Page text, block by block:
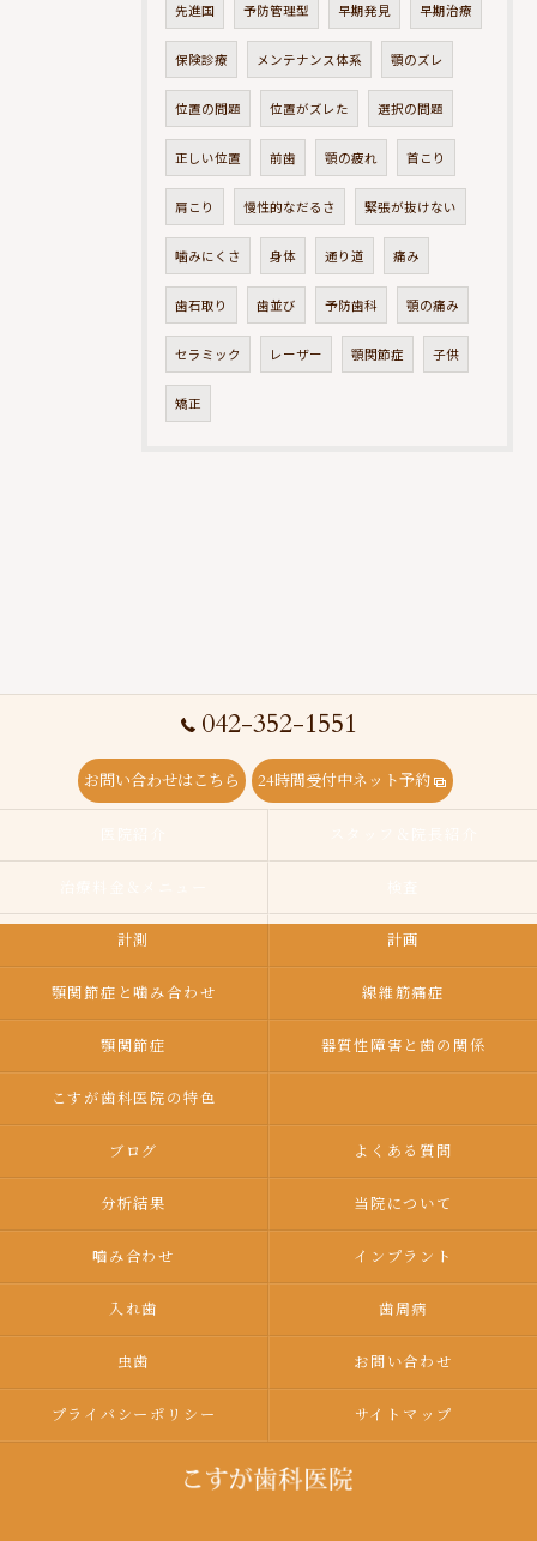
先進国 予防管理型 早期発見 早期治療
保険診療 メンテナンス体系 顎のズレ
位置の問題 位置がズレた 選択の問題
正しい位置 前歯 顎の疲れ 首こり
肩こり 慢性的なだるさ 緊張が抜けない
噛みにくさ 身体 通り道 痛み
歯石取り 歯並び 予防歯科 顎の痛み
セラミック レーザー 顎関節症 子供
矯正
042-352-1551
お問い合わせはこちら 24時間受付中ネット予約
計測 計画
顎関節症と噛み合わせ 線維筋痛症
顎関節症 器質性障害と歯の関係
こすが歯科医院の特色
ブログ よくある質問
分析結果 当院について
嚙み合わせ インプラント
入れ歯 歯周病
虫歯 お問い合わせ
プライバシーポリシー サイトマップ